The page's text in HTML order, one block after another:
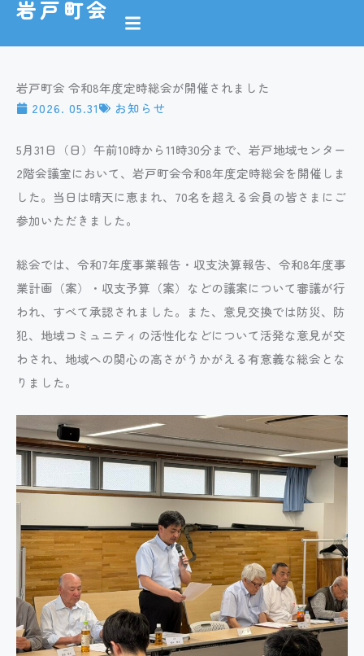
岩戸町会
岩戸町会 令和8年度定時総会が開催されました
2026. 05.31
お知らせ
5月31日（日）午前10時から11時30分まで、岩戸地域センター
2階会議室において、岩戸町会令和8年度定時総会を開催しま
した。当日は晴天に恵まれ、70名を超える会員の皆さまにご
参加いただきました。
総会では、令和7年度事業報告・収支決算報告、令和8年度事
業計画（案）・収支予算（案）などの議案について審議が行
われ、すべて承認されました。また、意見交換では防災、防
犯、地域コミュニティの活性化などについて活発な意見が交
わされ、地域への関心の高さがうかがえる有意義な総会とな
りました。